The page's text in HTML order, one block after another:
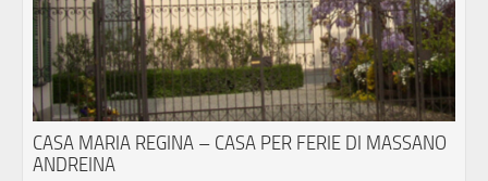
CASA MARIA REGINA – CASA PER FERIE DI MASSANO
ANDREINA